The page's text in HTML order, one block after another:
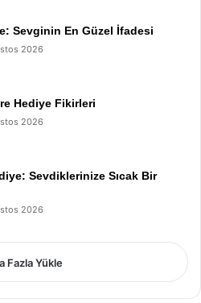
Sevginin En Güzel İfadesi
2026
Hediye Fikirleri
2026
Sevdiklerinize Sıcak Bir
2026
Fazla Yükle